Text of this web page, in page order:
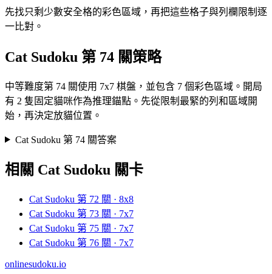
先找只剩少數安全格的彩色區域，再把這些格子與列欄限制逐
一比對。
Cat Sudoku 第 74 關策略
中等難度第 74 關使用 7x7 棋盤，並包含 7 個彩色區域。開局
有 2 隻固定貓咪作為推理錨點。先從限制最緊的列和區域開
始，再決定放貓位置。
Cat Sudoku 第 74 關答案
相關 Cat Sudoku 關卡
Cat Sudoku 第 72 關 · 8x8
Cat Sudoku 第 73 關 · 7x7
Cat Sudoku 第 75 關 · 7x7
Cat Sudoku 第 76 關 · 7x7
onlinesudoku.io